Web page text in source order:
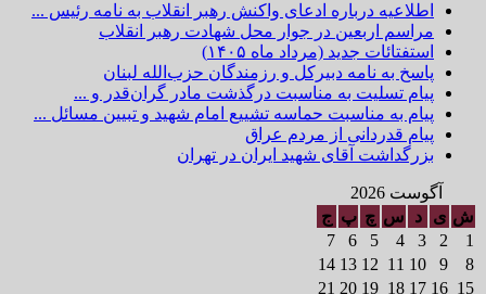
اطلاعیه درباره ادعای واکنش رهبر انقلاب به نامه رئیس ...
مراسم اربعین در جوار محل شهادت رهبر انقلاب
استفتائات جدید (مرداد ماه ۱۴۰۵)
پاسخ به نامه دبیرکل و رزمندگان حزب‌الله لبنان
پیام تسلیت به مناسبت درگذشت مادر گران‌قدر و ...
پیام به مناسبت حماسه تشییع امام شهید و تبیین مسائل ...
پیام قدردانی از مردم عراق
بزرگداشت آقای شهید ایران در تهران
آگوست 2026
ش ی د س چ پ ج
1
2
3
4
5
6
7
8
9
10
11
12
13
14
15
16
17
18
19
20
21